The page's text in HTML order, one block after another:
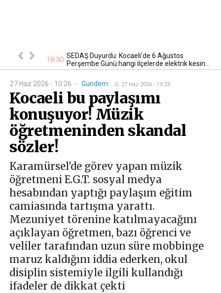
kontrol 18:30 SEDAŞ Duyurdu: Kocaeli’de 6 Ağustos
Perşembe Günü hangi ilçelerde elektrik kesin...
27 Haz 2026 - 10:26 - Gündem G: 27 Haz 2026 - 19:23
Kocaeli bu paylaşımı
konuşuyor! Müzik
öğretmeninden skandal
sözler!
Karamürsel'de görev yapan müzik
öğretmeni E.G.T. sosyal medya
hesabından yaptığı paylaşım eğitim
camiasında tartışma yarattı.
Mezuniyet törenine katılmayacağını
açıklayan öğretmen, bazı öğrenci ve
veliler tarafından uzun süre mobbinge
maruz kaldığını iddia ederken, okul
disiplin sistemiyle ilgili kullandığı
ifadeler de dikkat çekti